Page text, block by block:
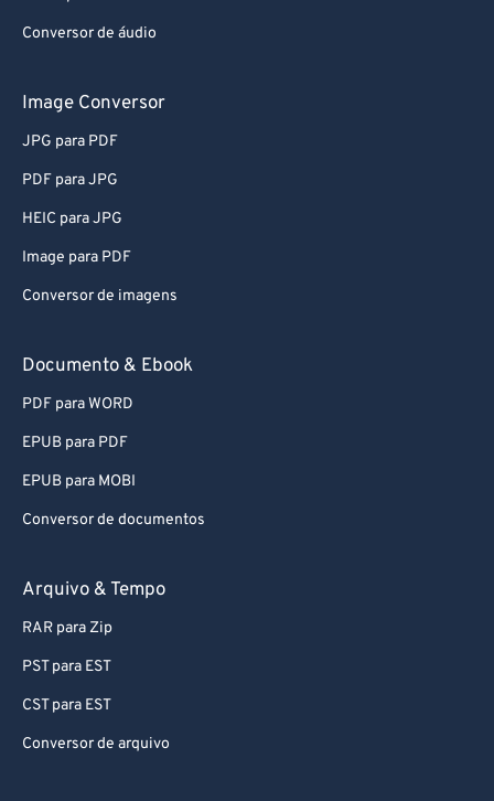
Conversor de áudio
Image Conversor
JPG para PDF
PDF para JPG
HEIC para JPG
Image para PDF
Conversor de imagens
Documento & Ebook
PDF para WORD
EPUB para PDF
EPUB para MOBI
Conversor de documentos
Arquivo & Tempo
RAR para Zip
PST para EST
CST para EST
Conversor de arquivo